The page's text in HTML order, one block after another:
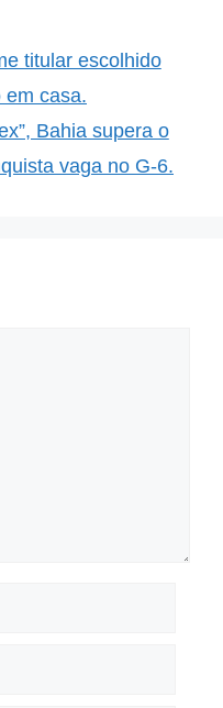
titular escolhido
em casa.
Bahia supera o
vaga no G-6.